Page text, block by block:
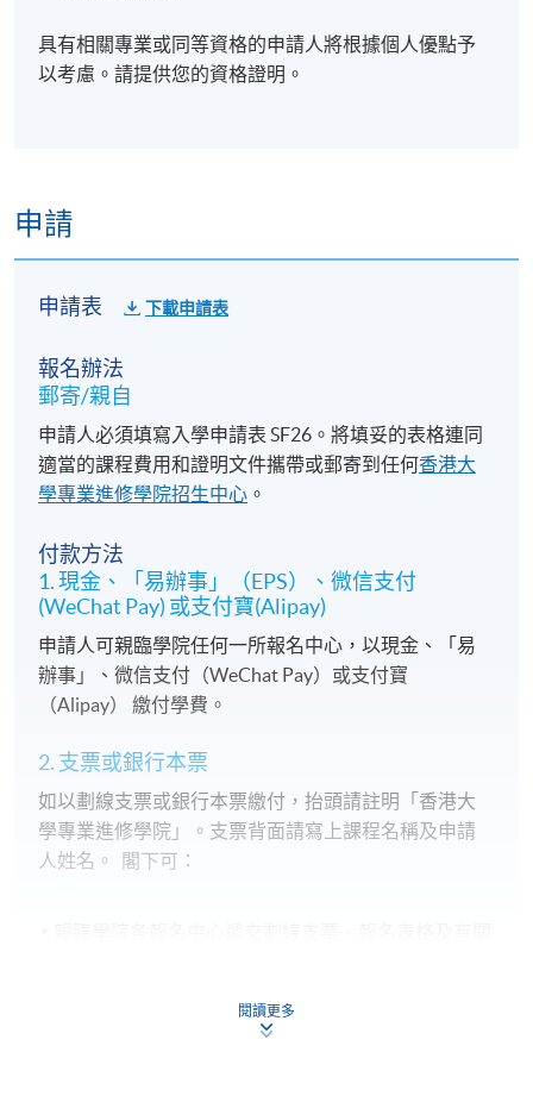
具有相關專業或同等資格的申請人將根據個人優點予
以考慮。請提供您的資格證明。
申請
申請表 下載申請表
報名辦法
郵寄/親自
申請人必須填寫入學申請表 SF26。將填妥的表格連同
適當的課程費用和證明文件攜帶或郵寄到任何香港大
學專業進修學院招生中心 。
付款方法
1. 現金、「易辦事」（EPS）、微信支付
(WeChat Pay) 或支付寶(Alipay)
申請人可親臨學院任何一所報名中心，以現金、「易
辦事」、微信支付（WeChat Pay）或支付寶
（Alipay） 繳付學費。
2. 支票或銀行本票
如以劃線支票或銀行本票繳付，抬頭請註明「香港大
學專業進修學院」。支票背面請寫上課程名稱及申請
人姓名。 閣下可：
或可將上述文件一併寄交各報名中心，信封上請註明
「報讀課程」，惟學院對郵遞失誤而遺失的支票及個
閱讀更多